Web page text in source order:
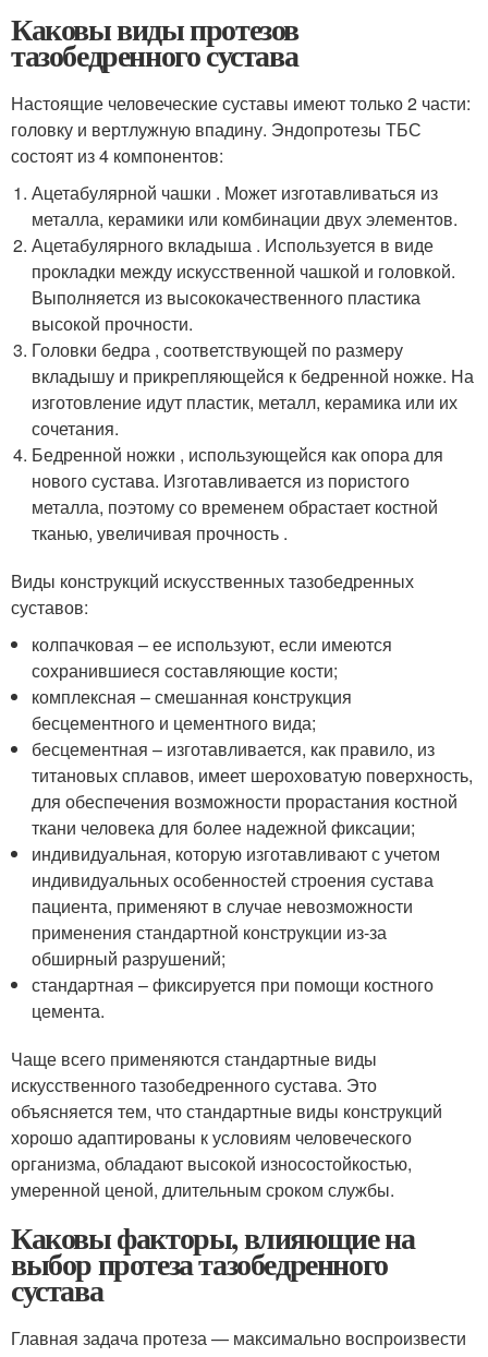
Каковы виды протезов
тазобедренного сустава
Настоящие человеческие суставы имеют только 2 части:
головку и вертлужную впадину. Эндопротезы ТБС
состоят из 4 компонентов:
Ацетабулярной чашки . Может изготавливаться из
металла, керамики или комбинации двух элементов.
Ацетабулярного вкладыша . Используется в виде
прокладки между искусственной чашкой и головкой.
Выполняется из высококачественного пластика
высокой прочности.
Головки бедра , соответствующей по размеру
вкладышу и прикрепляющейся к бедренной ножке. На
изготовление идут пластик, металл, керамика или их
сочетания.
Бедренной ножки , использующейся как опора для
нового сустава. Изготавливается из пористого
металла, поэтому со временем обрастает костной
тканью, увеличивая прочность .
Виды конструкций искусственных тазобедренных
суставов:
колпачковая – ее используют, если имеются
сохранившиеся составляющие кости;
комплексная – смешанная конструкция
бесцементного и цементного вида;
бесцементная – изготавливается, как правило, из
титановых сплавов, имеет шероховатую поверхность,
для обеспечения возможности прорастания костной
ткани человека для более надежной фиксации;
индивидуальная, которую изготавливают с учетом
индивидуальных особенностей строения сустава
пациента, применяют в случае невозможности
применения стандартной конструкции из-за
обширный разрушений;
стандартная – фиксируется при помощи костного
цемента.
Чаще всего применяются стандартные виды
искусственного тазобедренного сустава. Это
объясняется тем, что стандартные виды конструкций
хорошо адаптированы к условиям человеческого
организма, обладают высокой износостойкостью,
умеренной ценой, длительным сроком службы.
Каковы факторы, влияющие на
выбор протеза тазобедренного
сустава
Главная задача протеза — максимально воспроизвести